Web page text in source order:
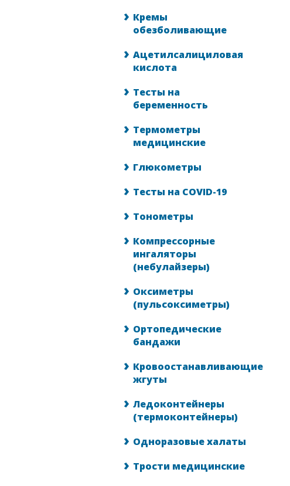
Кремы
обезболивающие
Ацетилсалициловая
кислота
Тесты на
беременность
Термометры
медицинские
Глюкометры
Тесты на COVID-19
Тонометры
Компрессорные
ингаляторы
(небулайзеры)
Оксиметры
(пульсоксиметры)
Ортопедические
бандажи
Кровоостанавливающие
жгуты
Ледоконтейнеры
(термоконтейнеры)
Одноразовые халаты
Трости медицинские